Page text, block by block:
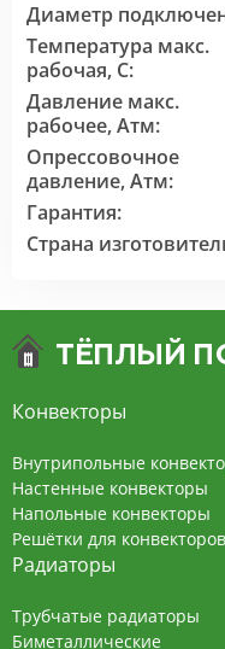
Диаметр
Температура макс.
рабочая, C:
Давление макс.
рабочее, Атм:
Опрессовочное
давление, Атм:
Гарантия:
Страна
Конвекторы
Внутрипольные
Настенные конвекторы
Напольные конвекторы
Решётки для конвекторов
Радиаторы
Трубчатые радиаторы
Биметаллические